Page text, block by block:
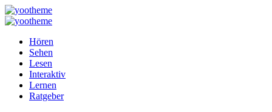
Hören
Sehen
Lesen
Interaktiv
Lernen
Ratgeber